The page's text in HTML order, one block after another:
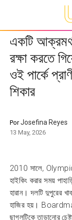
একটি
রক্ষা করতে
ওই পার্কে
শিকার
PorJosefina Reyes
13 May, 2026
2010 সালে,
হাইকিং করার সময়
হারান। দলটি দুপুরের
হাজির হয়।
ছাগলটিকে তাড়ানোর